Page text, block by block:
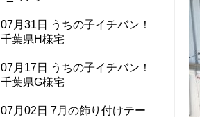
07月31日
うちの子イチバン！
千葉県H様宅
07月17日
うちの子イチバン！
千葉県G様宅
07月02日 7月の飾り付けテー